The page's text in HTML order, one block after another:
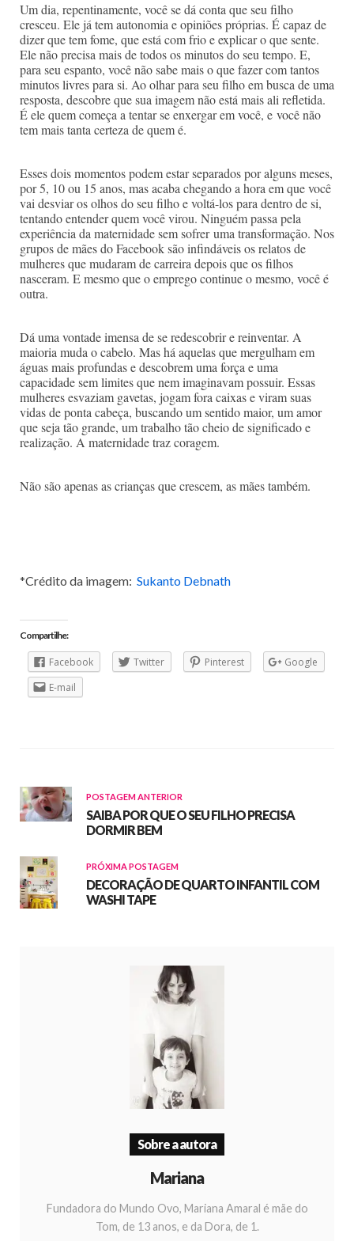
Um dia, repentinamente, você se dá conta que seu filho
cresceu. Ele já tem autonomia e opiniões próprias. É capaz de
dizer que tem fome, que está com frio e explicar o que sente.
Ele não precisa mais de todos os minutos do seu tempo. E,
para seu espanto, você não sabe mais o que fazer com tantos
minutos livres para si. Ao olhar para seu filho em busca de uma
resposta, descobre que sua imagem não está mais ali refletida.
É ele quem começa a tentar se enxergar em você, e você não
tem mais tanta certeza de quem é.
Esses dois momentos podem estar separados por alguns meses,
por 5, 10 ou 15 anos, mas acaba chegando a hora em que você
vai desviar os olhos do seu filho e voltá-los para dentro de si,
tentando entender quem você virou. Ninguém passa pela
experiência da maternidade sem sofrer uma transformação. Nos
grupos de mães do Facebook são infindáveis os relatos de
mulheres que mudaram de carreira depois que os filhos
nasceram. E mesmo que o emprego continue o mesmo, você é
outra.
Dá uma vontade imensa de se redescobrir e reinventar. A
maioria muda o cabelo. Mas há aquelas que mergulham em
águas mais profundas e descobrem uma força e uma
capacidade sem limites que nem imaginavam possuir. Essas
mulheres esvaziam gavetas, jogam fora caixas e viram suas
vidas de ponta cabeça, buscando um sentido maior, um amor
que seja tão grande, um trabalho tão cheio de significado e
realização. A maternidade traz coragem.
Não são apenas as crianças que crescem, as mães também.
*Crédito da imagem: Sukanto Debnath
Compartilhe:
Facebook Twitter Pinterest
Google
E-mail
POSTAGEM ANTERIOR
SAIBA POR QUE O SEU FILHO PRECISA
DORMIR BEM
PRÓXIMA POSTAGEM
DECORAÇÃO DE QUARTO INFANTIL COM
WASHI TAPE
Sobre a autora
Mariana
Fundadora do Mundo Ovo, Mariana Amaral é mãe do
Tom, de 13 anos, e da Dora, de 1.